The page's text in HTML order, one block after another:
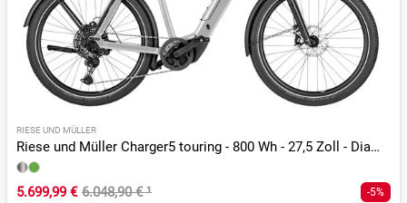
RIESE UND MÜLLER
Riese und Müller Charger5 touring - 800 Wh - 27,5 Zoll - Diamant - 2026
5.699,99 € 6.048,90 €¹ -5%